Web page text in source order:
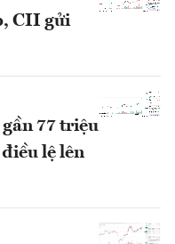
CII gửi
77 triệu
lệ lên